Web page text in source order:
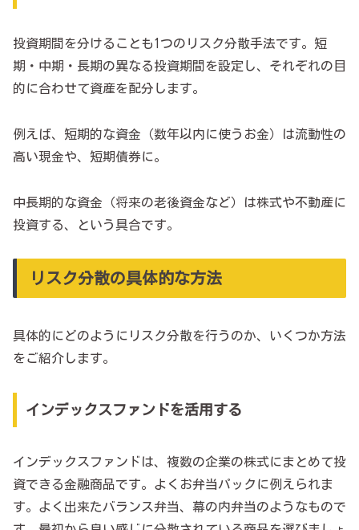
投資期間を分けることも1つのリスク分散手法です。短
期・中期・長期の異なる投資期間を設定し、それぞれの目
的に合わせて資産を配分します。
例えば、短期的な資金（数年以内に使うお金）は流動性の
高い現金や、短期債券に。
中長期的な資金（将来の老後資金など）は株式や不動産に
投資する、という具合です。
リスク分散の具体的な方法
具体的にどのようにリスク分散を行うのか、いくつか方法
をご紹介します。
インデックスファンドを活用する
インデックスファンドは、複数の企業の株式にまとめて投
資できる金融商品です。よくお弁当パックに例えられま
す。よく出来たバランス弁当、幕の内弁当のようなもので